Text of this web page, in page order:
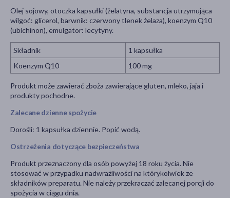
Olej sojowy, otoczka kapsułki (żelatyna, substancja utrzymująca
wilgoć: glicerol, barwnik: czerwony tlenek żelaza), koenzym Q10
(ubichinon), emulgator: lecytyny.
Składnik
1 kapsułka
Koenzym Q10
100 mg
Produkt może zawierać zboża zawierające gluten, mleko, jaja i
produkty pochodne.
Zalecane dzienne spożycie
Dorośli: 1 kapsułka dziennie. Popić wodą.
Ostrzeżenia dotyczące bezpieczeństwa
Produkt przeznaczony dla osób powyżej 18 roku życia. Nie
stosować w przypadku nadwrażliwości na którykolwiek ze
składników preparatu. Nie należy przekraczać zalecanej porcji do
spożycia w ciągu dnia.